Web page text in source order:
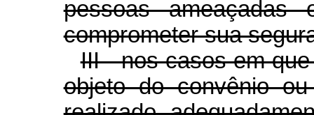
pessoas
comprometer sua
III - nos casos em
objeto do convênio